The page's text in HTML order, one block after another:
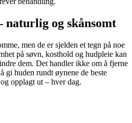
og skånsomt
men de er sjelden et tegn på noe
på søvn, kosthold og hudpleie kan
dem. Det handler ikke om å fjerne
gi huden rundt øynene de beste
opplagt ut – hver dag.